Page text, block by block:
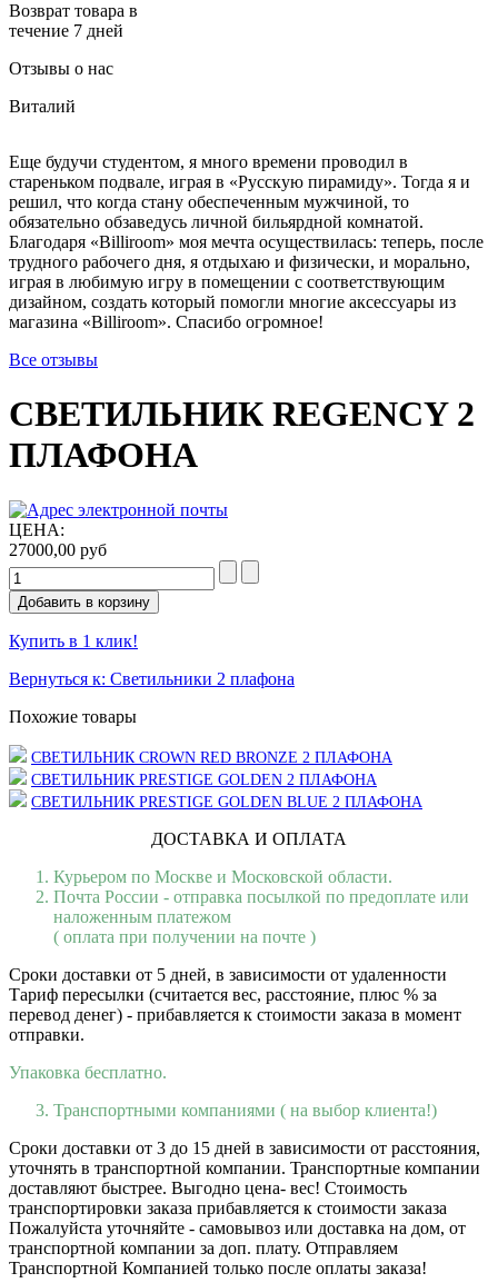
Возврат товара в
течение 7 дней
Отзывы о нас
Виталий
Еще будучи студентом, я много времени проводил в
стареньком подвале, играя в «Русскую пирамиду». Тогда я и
решил, что когда стану обеспеченным мужчиной, то
обязательно обзаведусь личной бильярдной комнатой.
Благодаря «Billiroom» моя мечта осуществилась: теперь, после
трудного рабочего дня, я отдыхаю и физически, и морально,
играя в любимую игру в помещении с соответствующим
дизайном, создать который помогли многие аксессуары из
магазина «Billiroom». Спасибо огромное!
Все отзывы
СВЕТИЛЬНИК REGENCY 2
ПЛАФОНА
ЦЕНА:
27000,00 руб
Купить в 1 клик!
Вернуться к: Светильники 2 плафона
Похожие товары
СВЕТИЛЬНИК CROWN RED BRONZE 2 ПЛАФОНА
СВЕТИЛЬНИК PRESTIGE GOLDEN 2 ПЛАФОНА
СВЕТИЛЬНИК PRESTIGE GOLDEN BLUE 2 ПЛАФОНА
ДОСТАВКА И ОПЛАТА
Курьером по Москве и Московской области.
Почта России - отправка посылкой по предоплате или
наложенным платежом
( оплата при получении на почте )
Сроки доставки от 5 дней, в зависимости от удаленности
Тариф пересылки (считается вес, расстояние, плюс % за
перевод денег) - прибавляется к стоимости заказа в момент
отправки.
Упаковка бесплатно.
Транспортными компаниями ( на выбор клиента!)
Сроки доставки от 3 до 15 дней в зависимости от расстояния,
уточнять в транспортной компании. Транспортные компании
доставляют быстрее. Выгодно цена- вес! Стоимость
транспортировки заказа прибавляется к стоимости заказа
Пожалуйста уточняйте - самовывоз или доставка на дом, от
транспортной компании за доп. плату. Отправляем
Транспортной Компанией только после оплаты заказа!